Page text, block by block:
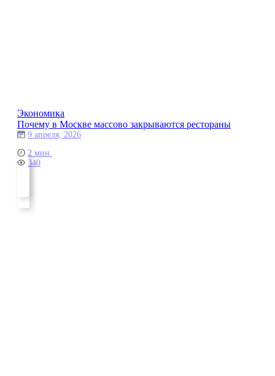
Экономика
Почему в Москве массово закрываются рестораны
9 апреля, 2026
2 мин.
340